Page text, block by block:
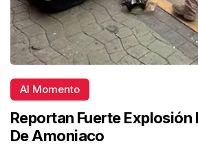
Al Momento
Reportan Fuerte Explosión
De Amoniaco